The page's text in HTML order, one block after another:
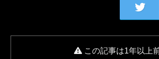
この記事は1年以上